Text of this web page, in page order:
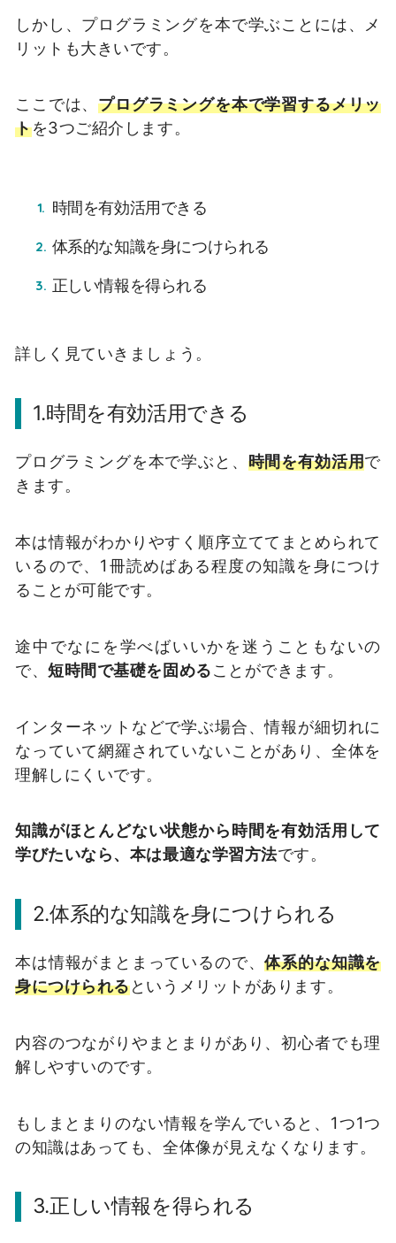
しかし、プログラミングを本で学ぶことには、メ
リットも大きいです。
ここでは、プログラミングを本で学習するメリッ
トを3つご紹介します。
時間を有効活用できる
体系的な知識を身につけられる
正しい情報を得られる
詳しく見ていきましょう。
1.時間を有効活用できる
プログラミングを本で学ぶと、 時間を有効活用で
きます。
本は情報がわかりやすく順序立ててまとめられて
いるので、1冊読めばある程度の知識を身につけ
ることが可能です。
途中でなにを学べばいいかを迷うこともないの
で、短時間で基礎を固めることができます。
インターネットなどで学ぶ場合、情報が細切れに
なっていて網羅されていないことがあり、全体を
理解しにくいです。
知識がほとんどない状態から時間を有効活用して
学びたいなら、本は最適な学習方法です。
2.体系的な知識を身につけられる
本は情報がまとまっているので、体系的な知識を
身につけられるというメリットがあります。
内容のつながりやまとまりがあり、初心者でも理
解しやすいのです。
もしまとまりのない情報を学んでいると、1つ1つ
の知識はあっても、全体像が見えなくなります。
3.正しい情報を得られる